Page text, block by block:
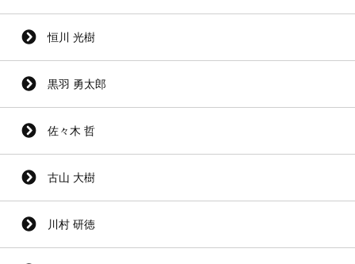
恒川 光樹
黒羽 勇太郎
佐々木 哲
古山 大樹
川村 研徳